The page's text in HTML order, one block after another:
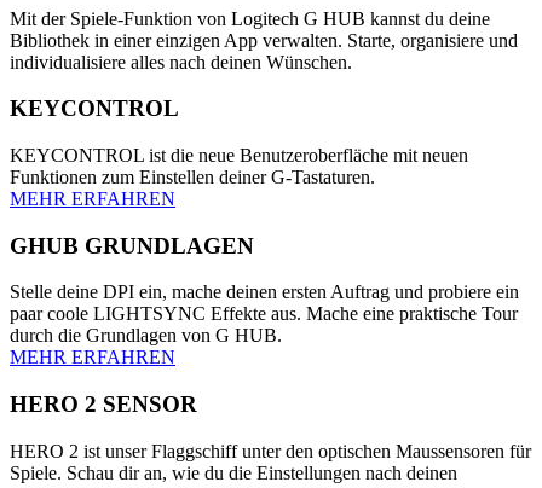
Mit der Spiele-Funktion von Logitech G HUB kannst du deine
Bibliothek in einer einzigen App verwalten. Starte, organisiere und
individualisiere alles nach deinen Wünschen.
KEYCONTROL
KEYCONTROL ist die neue Benutzeroberfläche mit neuen
Funktionen zum Einstellen deiner G-Tastaturen.
MEHR ERFAHREN
GHUB GRUNDLAGEN
Stelle deine DPI ein, mache deinen ersten Auftrag und probiere ein
paar coole LIGHTSYNC Effekte aus. Mache eine praktische Tour
durch die Grundlagen von G HUB.
MEHR ERFAHREN
HERO 2 SENSOR
HERO 2 ist unser Flaggschiff unter den optischen Maussensoren für
Spiele. Schau dir an, wie du die Einstellungen nach deinen